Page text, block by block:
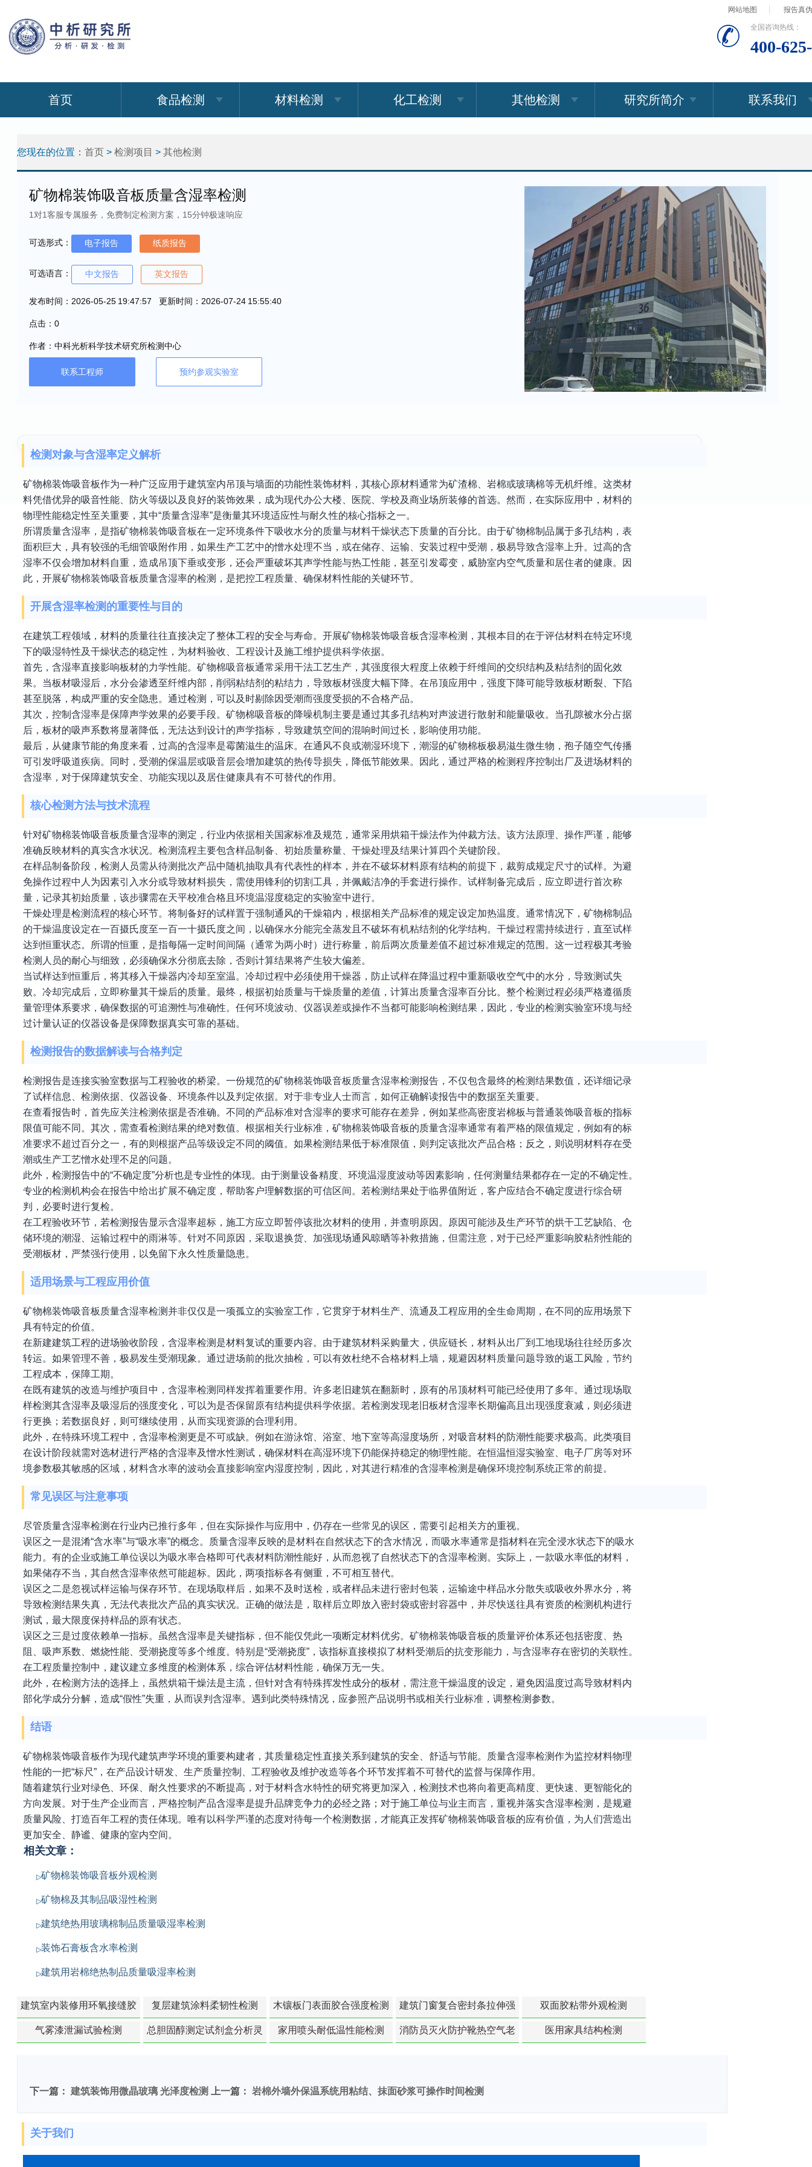
网站地图 报告真
全国咨询热线：
400-
首页 食品检测 材料检测 化工检测 其他检测 研究所简介 联系我们
您现在的位置： 首页 > 检测项目 > 其他检测
矿物棉装饰吸音板质量含湿率检测
1对1客服专属服务，免费制定检测方案，15分钟极速响应
可选形式： 电子报告 纸质报告
可选语言： 中文报告 英文报告
发布时间：2026-05-25 19:47:57 更新时间：2026-07-24 15:55:40
点击：0
作者：中科光析科学技术研究所检测中心
联系工程师 预约参观实验室
检测对象与含湿率定义解析
矿物棉装饰吸音板作为一种广泛应用于建筑室内吊顶与墙面的功能性装饰材料，其核心原材料通常为矿渣棉、岩棉或玻璃棉等无机纤维。这类材
料凭借优异的吸音性能、防火等级以及良好的装饰效果，成为现代办公大楼、医院、学校及商业场所装修的首选。然而，在实际应用中，材料的
物理性能稳定性至关重要，其中“质量含湿率”是衡量其环境适应性与耐久性的核心指标之一。
所谓质量含湿率，是指矿物棉装饰吸音板在一定环境条件下吸收水分的质量与材料干燥状态下质量的百分比。由于矿物棉制品属于多孔结构，表
面积巨大，具有较强的毛细管吸附作用，如果生产工艺中的憎水处理不当，或在储存、运输、安装过程中受潮，极易导致含湿率上升。过高的含
湿率不仅会增加材料自重，造成吊顶下垂或变形，还会严重破坏其声学性能与热工性能，甚至引发霉变，威胁室内空气质量和居住者的健康。因
此，开展矿物棉装饰吸音板质量含湿率的检测，是把控工程质量、确保材料性能的关键环节。
开展含湿率检测的重要性与目的
在建筑工程领域，材料的质量往往直接决定了整体工程的安全与寿命。开展矿物棉装饰吸音板含湿率检测，其根本目的在于评估材料在特定环境
下的吸湿特性及干燥状态的稳定性，为材料验收、工程设计及施工维护提供科学依据。
首先，含湿率直接影响板材的力学性能。矿物棉吸音板通常采用干法工艺生产，其强度很大程度上依赖于纤维间的交织结构及粘结剂的固化效
果。当板材吸湿后，水分会渗透至纤维内部，削弱粘结剂的粘结力，导致板材强度大幅下降。在吊顶应用中，强度下降可能导致板材断裂、下陷
甚至脱落，构成严重的安全隐患。通过检测，可以及时剔除因受潮而强度受损的不合格产品。
其次，控制含湿率是保障声学效果的必要手段。矿物棉吸音板的降噪机制主要是通过其多孔结构对声波进行散射和能量吸收。当孔隙被水分占据
后，板材的吸声系数将显著降低，无法达到设计的声学指标，导致建筑空间的混响时间过长，影响使用功能。
最后，从健康节能的角度来看，过高的含湿率是霉菌滋生的温床。在通风不良或潮湿环境下，潮湿的矿物棉板极易滋生微生物，孢子随空气传播
可引发呼吸道疾病。同时，受潮的保温层或吸音层会增加建筑的热传导损失，降低节能效果。因此，通过严格的检测程序控制出厂及进场材料的
含湿率，对于保障建筑安全、功能实现以及居住健康具有不可替代的作用。
核心检测方法与技术流程
针对矿物棉装饰吸音板质量含湿率的测定，行业内依据相关国家标准及规范，通常采用烘箱干燥法作为仲裁方法。该方法原理、操作严谨，能够
准确反映材料的真实含水状况。检测流程主要包含样品制备、初始质量称量、干燥处理及结果计算四个关键阶段。
在样品制备阶段，检测人员需从待测批次产品中随机抽取具有代表性的样本，并在不破坏材料原有结构的前提下，裁剪成规定尺寸的试样。为避
免操作过程中人为因素引入水分或导致材料损失，需使用锋利的切割工具，并佩戴洁净的手套进行操作。试样制备完成后，应立即进行首次称
量，记录其初始质量，该步骤需在天平校准合格且环境温湿度稳定的实验室中进行。
干燥处理是检测流程的核心环节。将制备好的试样置于强制通风的干燥箱内，根据相关产品标准的规定设定加热温度。通常情况下，矿物棉制品
的干燥温度设定在一百摄氏度至一百一十摄氏度之间，以确保水分能完全蒸发且不破坏有机粘结剂的化学结构。干燥过程需持续进行，直至试样
达到恒重状态。所谓的恒重，是指每隔一定时间间隔（通常为两小时）进行称量，前后两次质量差值不超过标准规定的范围。这一过程极其考验
检测人员的耐心与细致，必须确保水分彻底去除，否则计算结果将产生较大偏差。
当试样达到恒重后，将其移入干燥器内冷却至室温。冷却过程中必须使用干燥器，防止试样在降温过程中重新吸收空气中的水分，导致测试失
败。冷却完成后，立即称量其干燥后的质量。最终，根据初始质量与干燥质量的差值，计算出质量含湿率百分比。整个检测过程必须严格遵循质
量管理体系要求，确保数据的可追溯性与准确性。任何环境波动、仪器误差或操作不当都可能影响检测结果，因此，专业的检测实验室环境与经
过计量认证的仪器设备是保障数据真实可靠的基础。
检测报告的数据解读与合格判定
检测报告是连接实验室数据与工程验收的桥梁。一份规范的矿物棉装饰吸音板质量含湿率检测报告，不仅包含最终的检测结果数值，还详细记录
了试样信息、检测依据、仪器设备、环境条件以及判定依据。对于非专业人士而言，如何正确解读报告中的数据至关重要。
在查看报告时，首先应关注检测依据是否准确。不同的产品标准对含湿率的要求可能存在差异，例如某些高密度岩棉板与普通装饰吸音板的指标
限值可能不同。其次，需查看检测结果的绝对数值。根据相关行业标准，矿物棉装饰吸音板的质量含湿率通常有着严格的限值规定，例如有的标
准要求不超过百分之一，有的则根据产品等级设定不同的阈值。如果检测结果低于标准限值，则判定该批次产品合格；反之，则说明材料存在受
潮或生产工艺憎水处理不足的问题。
此外，检测报告中的“不确定度”分析也是专业性的体现。由于测量设备精度、环境温湿度波动等因素影响，任何测量结果都存在一定的不确定性。
专业的检测机构会在报告中给出扩展不确定度，帮助客户理解数据的可信区间。若检测结果处于临界值附近，客户应结合不确定度进行综合研
判，必要时进行复检。
在工程验收环节，若检测报告显示含湿率超标，施工方应立即暂停该批次材料的使用，并查明原因。原因可能涉及生产环节的烘干工艺缺陷、仓
储环境的潮湿、运输过程中的雨淋等。针对不同原因，采取退换货、加强现场通风晾晒等补救措施，但需注意，对于已经严重影响胶粘剂性能的
受潮板材，严禁强行使用，以免留下永久性质量隐患。
适用场景与工程应用价值
矿物棉装饰吸音板质量含湿率检测并非仅仅是一项孤立的实验室工作，它贯穿于材料生产、流通及工程应用的全生命周期，在不同的应用场景下
具有特定的价值。
在新建建筑工程的进场验收阶段，含湿率检测是材料复试的重要内容。由于建筑材料采购量大，供应链长，材料从出厂到工地现场往往经历多次
转运。如果管理不善，极易发生受潮现象。通过进场前的批次抽检，可以有效杜绝不合格材料上墙，规避因材料质量问题导致的返工风险，节约
工程成本，保障工期。
在既有建筑的改造与维护项目中，含湿率检测同样发挥着重要作用。许多老旧建筑在翻新时，原有的吊顶材料可能已经使用了多年。通过现场取
样检测其含湿率及吸湿后的强度变化，可以为是否保留原有结构提供科学依据。若检测发现老旧板材含湿率长期偏高且出现强度衰减，则必须进
行更换；若数据良好，则可继续使用，从而实现资源的合理利用。
此外，在特殊环境工程中，含湿率检测更是不可或缺。例如在游泳馆、浴室、地下室等高湿度场所，对吸音材料的防潮性能要求极高。此类项目
在设计阶段就需对选材进行严格的含湿率及憎水性测试，确保材料在高湿环境下仍能保持稳定的物理性能。在恒温恒湿实验室、电子厂房等对环
境参数极其敏感的区域，材料含水率的波动会直接影响室内湿度控制，因此，对其进行精准的含湿率检测是确保环境控制系统正常的前提。
常见误区与注意事项
尽管质量含湿率检测在行业内已推行多年，但在实际操作与应用中，仍存在一些常见的误区，需要引起相关方的重视。
误区之一是混淆“含水率”与“吸水率”的概念。质量含湿率反映的是材料在自然状态下的含水情况，而吸水率通常是指材料在完全浸水状态下的吸水
能力。有的企业或施工单位误以为吸水率合格即可代表材料防潮性能好，从而忽视了自然状态下的含湿率检测。实际上，一款吸水率低的材料，
如果储存不当，其自然含湿率依然可能超标。因此，两项指标各有侧重，不可相互替代。
误区之二是忽视试样运输与保存环节。在现场取样后，如果不及时送检，或者样品未进行密封包装，运输途中样品水分散失或吸收外界水分，将
导致检测结果失真，无法代表批次产品的真实状况。正确的做法是，取样后立即放入密封袋或密封容器中，并尽快送往具有资质的检测机构进行
测试，最大限度保持样品的原有状态。
误区之三是过度依赖单一指标。虽然含湿率是关键指标，但不能仅凭此一项断定材料优劣。矿物棉装饰吸音板的质量评价体系还包括密度、热
阻、吸声系数、燃烧性能、受潮挠度等多个维度。特别是“受潮挠度”，该指标直接模拟了材料受潮后的抗变形能力，与含湿率存在密切的关联性。
在工程质量控制中，建议建立多维度的检测体系，综合评估材料性能，确保万无一失。
此外，在检测方法的选择上，虽然烘箱干燥法是主流，但针对含有特殊挥发性成分的板材，需注意干燥温度的设定，避免因温度过高导致材料内
部化学成分分解，造成“假性”失重，从而误判含湿率。遇到此类特殊情况，应参照产品说明书或相关行业标准，调整检测参数。
结语
矿物棉装饰吸音板作为现代建筑声学环境的重要构建者，其质量稳定性直接关系到建筑的安全、舒适与节能。质量含湿率检测作为监控材料物理
性能的一把“标尺”，在产品设计研发、生产质量控制、工程验收及维护改造等各个环节发挥着不可替代的监督与保障作用。
随着建筑行业对绿色、环保、耐久性要求的不断提高，对于材料含水特性的研究将更加深入，检测技术也将向着更高精度、更快速、更智能化的
方向发展。对于生产企业而言，严格控制产品含湿率是提升品牌竞争力的必经之路；对于施工单位与业主而言，重视并落实含湿率检测，是规避
质量风险、打造百年工程的责任体现。唯有以科学严谨的态度对待每一个检测数据，才能真正发挥矿物棉装饰吸音板的应有价值，为人们营造出
更加安全、静谧、健康的室内空间。
相关文章：
矿物棉装饰吸音板外观检测
矿物棉及其制品吸湿性检测
建筑绝热用玻璃棉制品质量吸湿率检测
装饰石膏板含水率检测
建筑用岩棉绝热制品质量吸湿率检测
建筑室内装修用环氧接缝胶
苯含量检测
复层建筑涂料柔韧性检测 木镶板门表面胶合强度检测
建筑门窗复合密封条拉伸强
度-硬质塑料材料检测
双面胶粘带外观检测
气雾漆泄漏试验检测
总胆固醇测定试剂盒分析灵
家用喷头耐低温性能检测
消防员灭火防护靴热空气老
医用家具结构检测
下一篇： 建筑装饰用微晶玻璃 光泽度检测 上一篇： 岩棉外墙外保温系统用粘结、抹面砂浆可操作时间检测
关于我们